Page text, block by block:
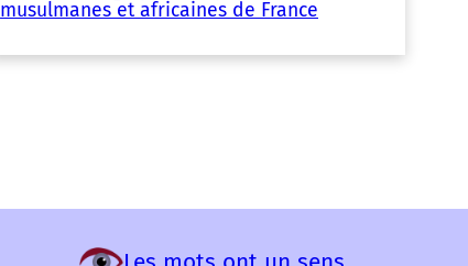
musulmanes et africaines de France